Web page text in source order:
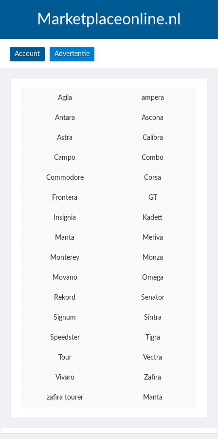
Marketplaceonline.nl
Account Advertentie
Agila ampera
Antara Ascona
Astra Calibra
Campo Combo
Commodore Corsa
Frontera GT
Insignia Kadett
Manta Meriva
Monterey Monza
Movano Omega
Rekord Senator
Signum Sintra
Speedster Tigra
Tour Vectra
Vivaro Zafira
zafira tourer Manta